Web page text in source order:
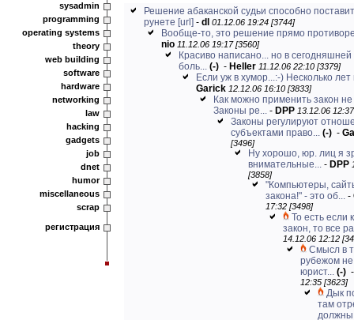
sysadmin
programming
operating systems
theory
web building
software
hardware
networking
law
hacking
gadgets
job
dnet
humor
miscellaneous
scrap
регистрация
Решение абаканской судьи способно
рунете [url] - dl 01.12.06 19:24 [3744]
Вообще-то, это решение прямо
nio 11.12.06 19:17 [3560]
Красиво написано... но в сегодняшней
боль... (-) - Heller 11.12.06 22:10 [3379]
Если уж в хумор...:-) Несколько
Garick 12.12.06 16:10 [3833]
Как можно применить закон не
Законы ре... - DPP 13.12.06
Законы регулируют
субъектами право... (-) -
[3496]
Ну хорошо, юр. лиц я
внимательные... - DPP
[3858]
"Компьютеры,
закона!" - это об... -
17:32 [3498]
То есть если
закон, то все
14.12.06 12:12
Смысл в
рубежом
юрист... (-)
12:35 [3623]
Дык
там